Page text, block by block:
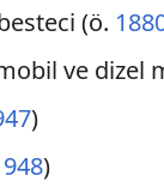
(ö.
ve dizel
)
)